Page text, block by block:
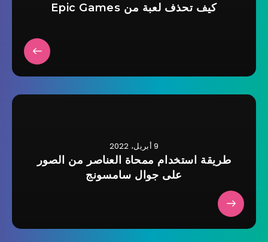
كيف تحذف لعبة من Epic Games
9 أبريل، 2022
طريقة استخدام ممحاة العناصر من الصور
على جوال سامسونج